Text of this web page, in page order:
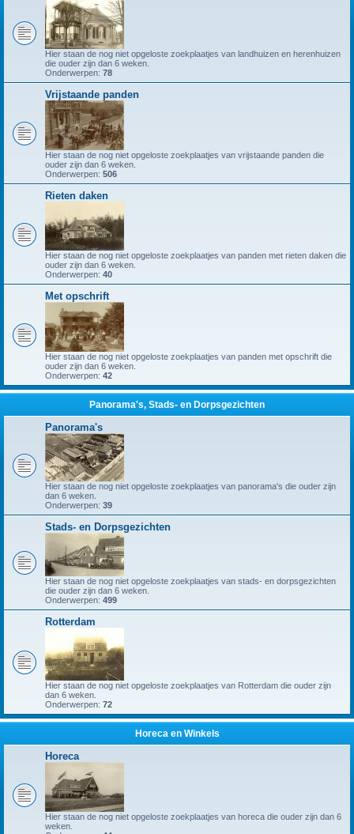
Hier staan de nog niet opgeloste zoekplaatjes van landhuizen en herenhuizen
die ouder zijn dan 6 weken.
Onderwerpen: 78
Vrijstaande panden
Hier staan de nog niet opgeloste zoekplaatjes van vrijstaande panden die
ouder zijn dan 6 weken.
Onderwerpen: 506
Rieten daken
Hier staan de nog niet opgeloste zoekplaatjes van panden met rieten daken die
ouder zijn dan 6 weken.
Onderwerpen: 40
Met opschrift
Hier staan de nog niet opgeloste zoekplaatjes van panden met opschrift die
ouder zijn dan 6 weken.
Onderwerpen: 42
Panorama's, Stads- en Dorpsgezichten
Panorama's
Hier staan de nog niet opgeloste zoekplaatjes van panorama's die ouder zijn
dan 6 weken.
Onderwerpen: 39
Stads- en Dorpsgezichten
Hier staan de nog niet opgeloste zoekplaatjes van stads- en dorpsgezichten
die ouder zijn dan 6 weken.
Onderwerpen: 499
Rotterdam
Hier staan de nog niet opgeloste zoekplaatjes van Rotterdam die ouder zijn
dan 6 weken.
Onderwerpen: 72
Horeca en Winkels
Horeca
Hier staan de nog niet opgeloste zoekplaatjes van horeca die ouder zijn dan 6
weken.